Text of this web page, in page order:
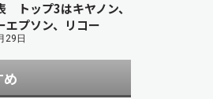
トップ3はキヤノン、
エプソン、リコー
29日